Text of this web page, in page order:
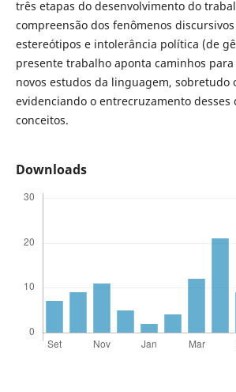
três etapas do desenvolvimento do
compreensão dos fenômenos
estereótipos e intolerância política (de
presente trabalho aponta caminhos
novos estudos da linguagem, sobretudo
evidenciando o entrecruzamento desses
conceitos.
Downloads